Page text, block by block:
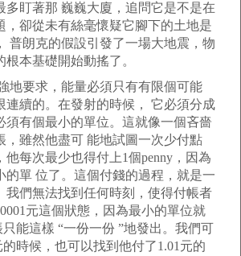
多盯著那 巍巍大廈，追問它是不是在
，卻從未有絲毫懷疑它腳下的土地是
普朗克的假設引發了一場大地震，物
本基礎開始動搖了。
地要求，能量必須只有有限個可能
連續的。在發射的時候， 它必須分成
須有個最小的單位。這就像一個吝嗇
，雖然他盡可 能地試圖一次少付點
他每次最少也得付上1個penny，因為
的單 位了。這個付錢的過程，就是一
我們無法找到任何時刻，使得付帳者
元這個狀態，因為最小的單位就
能這樣 “一份一份 ”地發出。我們可
的時候，也可以找到他付了1.01元的